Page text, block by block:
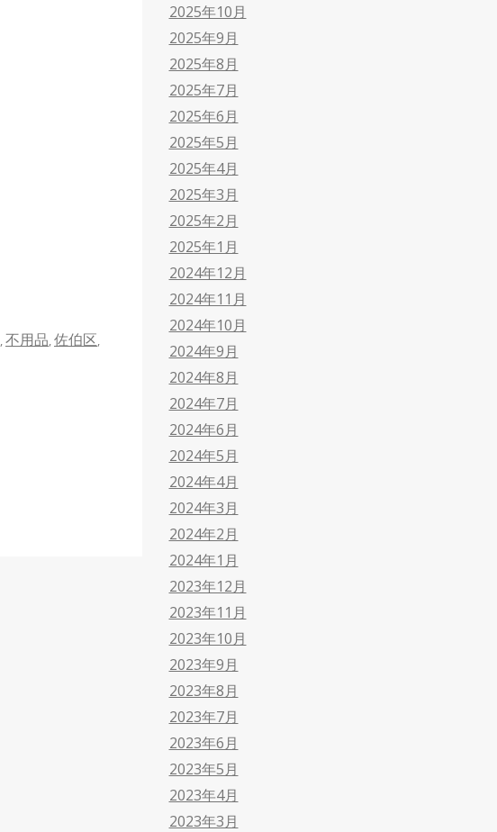
,不用品,佐伯区,
2025年10月
2025年9月
2025年8月
2025年7月
2025年6月
2025年5月
2025年4月
2025年3月
2025年2月
2025年1月
2024年12月
2024年11月
2024年10月
2024年9月
2024年8月
2024年7月
2024年6月
2024年5月
2024年4月
2024年3月
2024年2月
2024年1月
2023年12月
2023年11月
2023年10月
2023年9月
2023年8月
2023年7月
2023年6月
2023年5月
2023年4月
2023年3月